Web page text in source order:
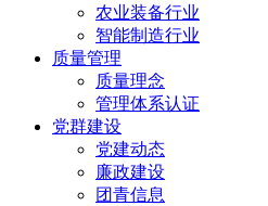
农业装备行业
智能制造行业
质量管理
质量理念
管理体系认证
党群建设
党建动态
廉政建设
团青信息